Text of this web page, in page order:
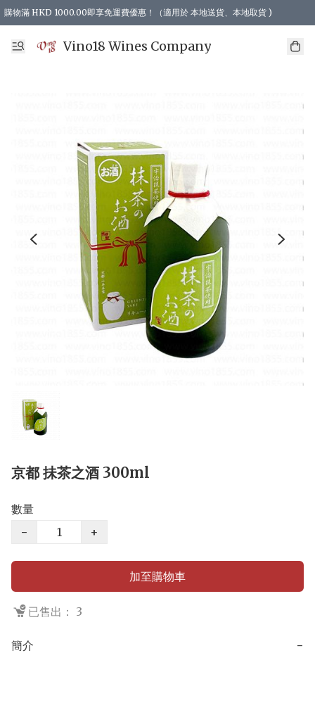
購物滿 HKD 1000.00即享免運費優惠！（適用於 本地送貨、本地取貨 )
Vino18 Wines Company
京都 抺茶之酒 300ml
數量
−
+
加至購物車
已售出： 3
簡介 −